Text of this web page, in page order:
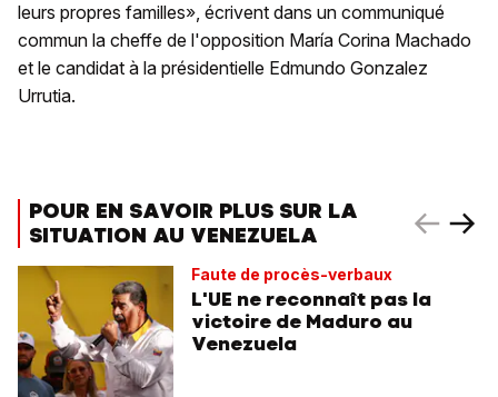
leurs propres familles», écrivent dans un communiqué
commun la cheffe de l'opposition María Corina Machado
et le candidat à la présidentielle Edmundo Gonzalez
Urrutia.
POUR EN SAVOIR PLUS SUR LA
SITUATION AU VENEZUELA
Faute de procès-verbaux
L'UE ne reconnaît pas la
victoire de Maduro au
Venezuela